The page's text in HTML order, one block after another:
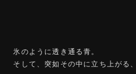
氷のように透き通る青。
そして、突如その中に立ち上がる